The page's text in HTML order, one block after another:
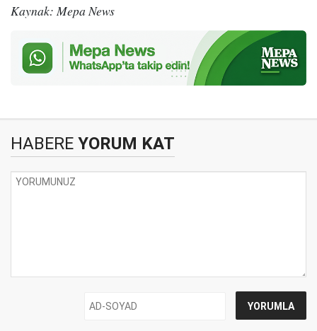
Kaynak: Mepa News
HABERE YORUM KAT